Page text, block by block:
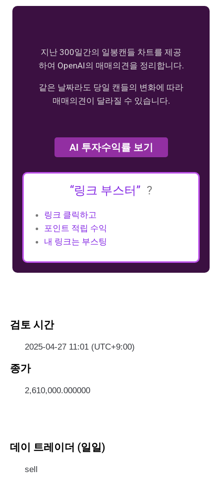
지난 300일간의 일봉캔들 차트를 제공
하여 OpenAI의 매매의견을 정리합니다.
같은 날짜라도 당일 캔들의 변화에 따라
매매의견이 달라질 수 있습니다.
AI 투자수익률 보기
“링크 부스터” ?
링크 클릭하고
포인트 적립 수익
내 링크는 부스팅
검토 시간
2025-04-27 11:01 (UTC+9:00)
종가
2,610,000.000000
데이 트레이더 (일일)
sell